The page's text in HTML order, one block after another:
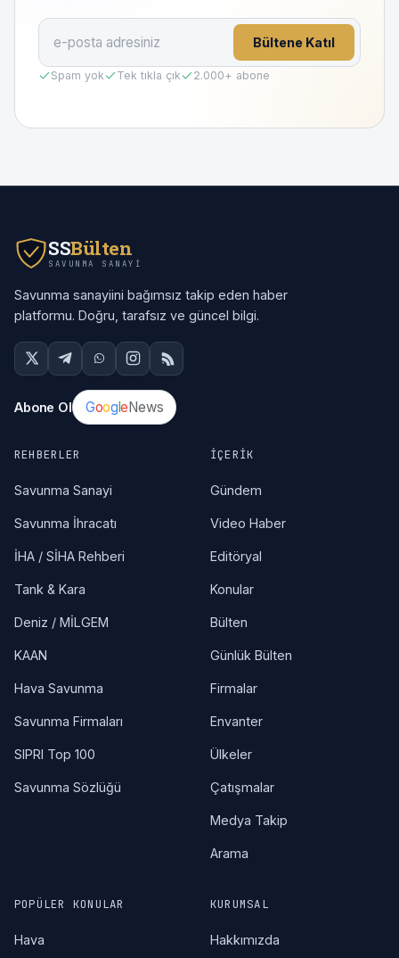
Bültene Katıl
Spam yok Tek tıkla çık 2.000+ abone
SSBülten
SAVUNMA SANAYI
Savunma sanayiini bağımsız takip eden haber
platformu. Doğru, tarafsız ve güncel bilgi.
Abone Ol GoogleNews
REHBERLER
Savunma Sanayi
Savunma İhracatı
İHA / SİHA Rehberi
Tank & Kara
Deniz / MİLGEM
KAAN
Hava Savunma
Savunma Firmaları
SIPRI Top 100
Savunma Sözlüğü
İÇERIK
Gündem
Video Haber
Editöryal
Konular
Bülten
Günlük Bülten
Firmalar
Envanter
Ülkeler
Çatışmalar
Medya Takip
Arama
POPÜLER KONULAR
Hava
KURUMSAL
Hakkımızda